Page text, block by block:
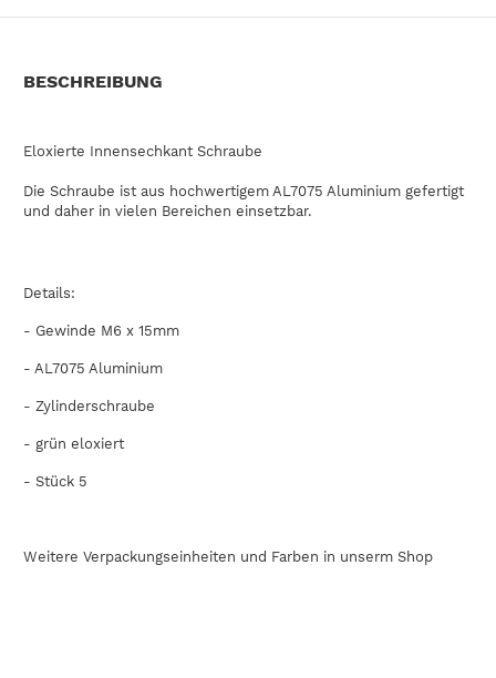
BESCHREIBUNG
Eloxierte Innensechkant Schraube
Die Schraube ist aus hochwertigem AL7075 Aluminium gefertigt
und daher in vielen Bereichen einsetzbar.
Details:
- Gewinde M6 x 15mm
- AL7075 Aluminium
- Zylinderschraube
- grün eloxiert
- Stück 5
Weitere Verpackungseinheiten und Farben in unserm Shop